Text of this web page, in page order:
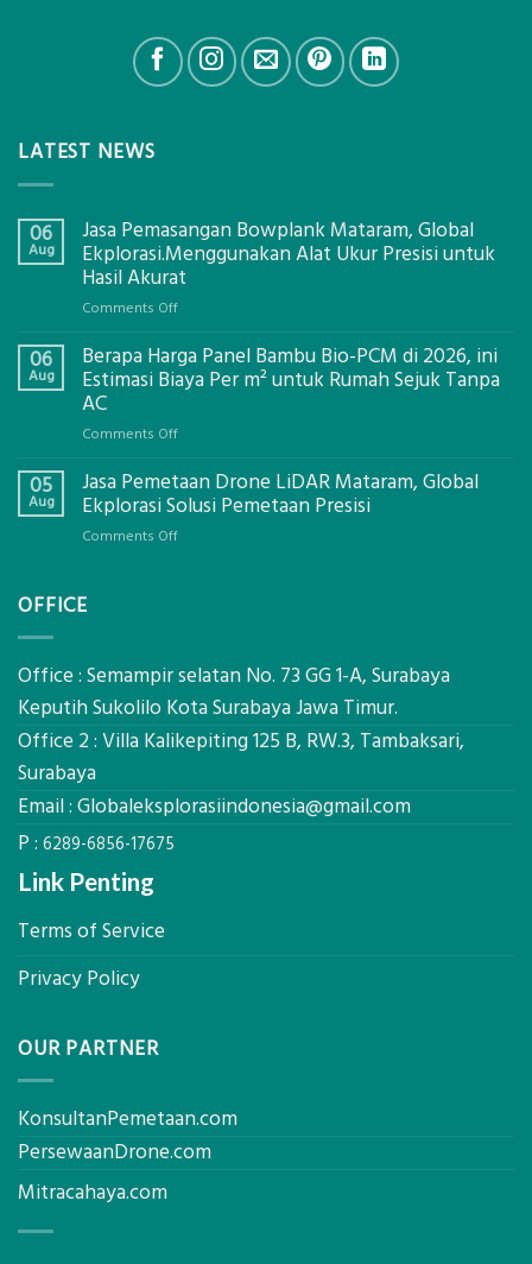
LATEST NEWS
06
Aug
Jasa Pemasangan Bowplank Mataram, Global
Ekplorasi.Menggunakan Alat Ukur Presisi untuk
Hasil Akurat
Comments Offon
Pemasangan
Bowplank
Ukur
Presisi
untuk
06
Aug
Berapa Harga Panel Bambu Bio-PCM di 2026, ini
Estimasi Biaya Per m² untuk Rumah Sejuk Tanpa
AC
Comments Offon
Harga
Panel
Biaya
Per
untuk
Sejuk
Tanpa
05
Aug
Jasa Pemetaan Drone LiDAR Mataram, Global
Ekplorasi Solusi Pemetaan Presisi
Comments Offon
Global
Solusi
Pemetaan
OFFICE
Office : Semampir selatan No. 73 GG 1-A, Surabaya
Keputih Sukolilo Kota Surabaya Jawa Timur.
Office 2 : Villa Kalikepiting 125 B, RW.3, Tambaksari,
Surabaya
Email : Globaleksplorasiindonesia@gmail.com
P : 6289-6856-17675
Link Penting
Terms of Service
Privacy Policy
OUR PARTNER
KonsultanPemetaan.com
PersewaanDrone.com
Mitracahaya.com